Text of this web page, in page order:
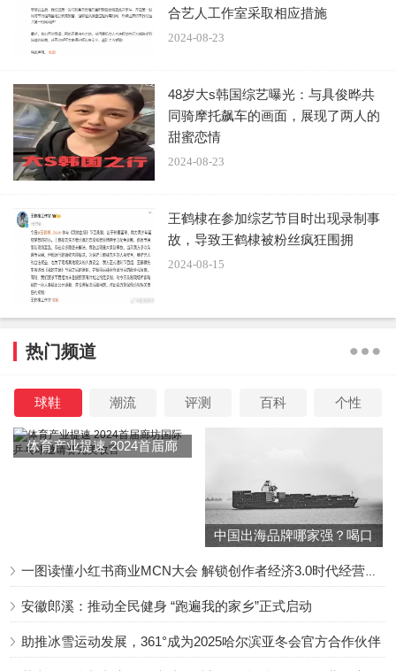
出现现场流程执行不到位，录制场面混乱的情况，对此，我
们向王鹤棣先生和现场观众以及粉丝们深表歉意”，并表示后
续也将全面梳理各项管理流程，完善录制流程与安全。
合艺人工作室采取相应措施
2024-08-23
48岁大s韩国综艺曝光：与具俊晔共
同骑摩托飙车的画面，展现了两人的
甜蜜恋情
2024-08-23
王鹤棣在参加综艺节目时出现录制事
故，导致王鹤棣被粉丝疯狂围拥
2024-08-15
热门频道
球鞋 潮流 评测 百科 个性
体育产业提速 2024首届廊
中国出海品牌哪家强？喝口
安徽郎溪：推动全民健身 “跑遍我的家乡”正式启动
助推冰雪运动发展，361°成为2025哈尔滨亚冬会官方合作伙伴